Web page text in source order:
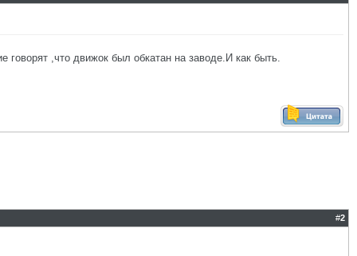
,что движок был обкатан на заводе.И как быть.
#2